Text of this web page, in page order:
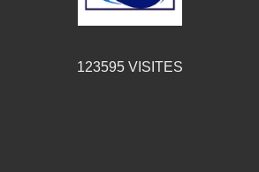
123595 VISITES